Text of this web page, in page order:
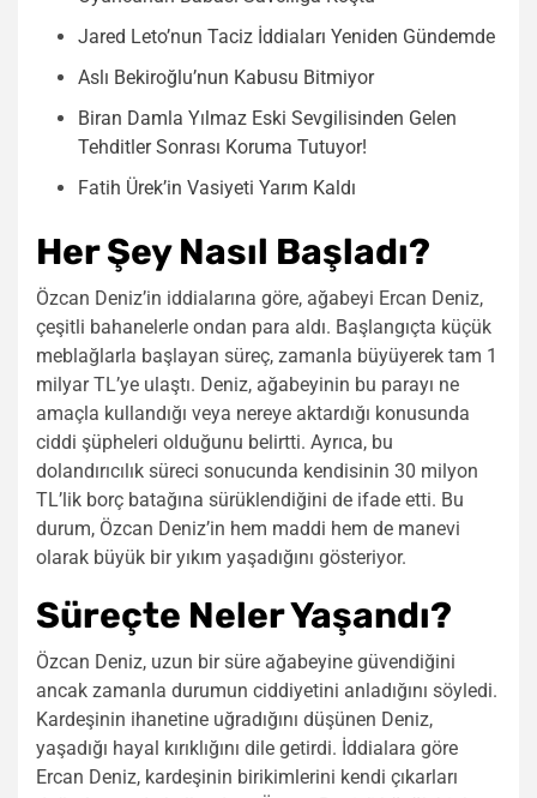
Jared Leto’nun Taciz İddiaları Yeniden Gündemde
Aslı Bekiroğlu’nun Kabusu Bitmiyor
Biran Damla Yılmaz Eski Sevgilisinden Gelen
Tehditler Sonrası Koruma Tutuyor!
Fatih Ürek’in Vasiyeti Yarım Kaldı
Her Şey Nasıl Başladı?
Özcan Deniz’in iddialarına göre, ağabeyi Ercan Deniz,
çeşitli bahanelerle ondan para aldı. Başlangıçta küçük
meblağlarla başlayan süreç, zamanla büyüyerek tam 1
milyar TL’ye ulaştı. Deniz, ağabeyinin bu parayı ne
amaçla kullandığı veya nereye aktardığı konusunda
ciddi şüpheleri olduğunu belirtti. Ayrıca, bu
dolandırıcılık süreci sonucunda kendisinin 30 milyon
TL’lik borç batağına sürüklendiğini de ifade etti. Bu
durum, Özcan Deniz’in hem maddi hem de manevi
olarak büyük bir yıkım yaşadığını gösteriyor.
Süreçte Neler Yaşandı?
Özcan Deniz, uzun bir süre ağabeyine güvendiğini
ancak zamanla durumun ciddiyetini anladığını söyledi.
Kardeşinin ihanetine uğradığını düşünen Deniz,
yaşadığı hayal kırıklığını dile getirdi. İddialara göre
Ercan Deniz, kardeşinin birikimlerini kendi çıkarları